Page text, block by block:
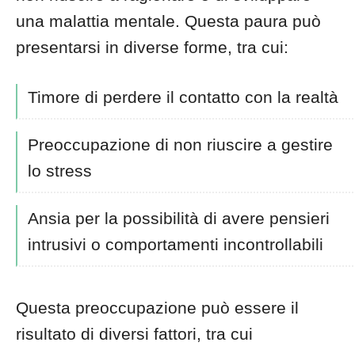
una malattia mentale. Questa paura può
presentarsi in diverse forme, tra cui:
Timore di perdere il contatto con la realtà
Preoccupazione di non riuscire a gestire
lo stress
Ansia per la possibilità di avere pensieri
intrusivi o comportamenti incontrollabili
Questa preoccupazione può essere il
risultato di diversi fattori, tra cui